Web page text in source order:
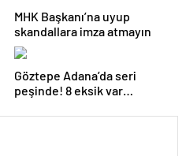
MHK Başkanı’na uyup
skandallara imza atmayın
Göztepe Adana’da seri
peşinde! 8 eksik var…